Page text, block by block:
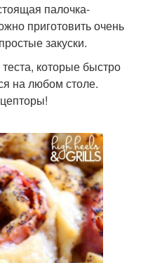
палочка-
приготовить очень
закуски.
которые быстро
на любом столе.